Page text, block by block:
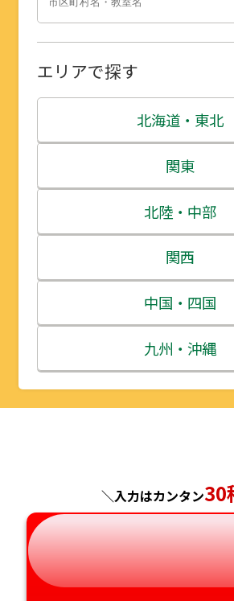
エリアで探す
北海道・東北
北海道
青森県
岩手県
宮城県
秋田県
山形県
関東
茨城県
栃木県
群馬県
埼玉県
千葉県
北陸・中部
新潟県
富山県
石川県
福井県
静岡県
関西
三重県
滋賀県
京都府
和歌山県
中国・四国
鳥取県
島根県
徳島県
九州・沖縄
福岡県
熊本県
大分県
＼入力はカンタン30